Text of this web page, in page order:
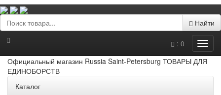
Найти
: 0
Официальный магазин Russia Saint-Petersburg ТОВАРЫ ДЛЯ
ЕДИНОБОРСТВ
Каталог